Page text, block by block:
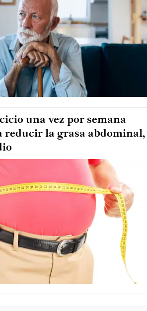
una vez por semana
reducir la grasa abdominal,